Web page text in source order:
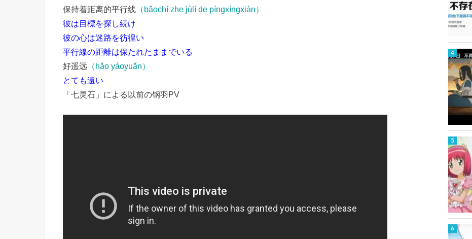
保持着距离的平行线 （bǎochí zhe jùlí de píngxíngxiàn）
彼は目標を探し続け
彼の心は迷路を彷徨い
平行線の距離は保たれたままでいる
好遥远 （hǎo yáoyuǎn）
とても遠い
「七灵石」による以前の钢羽PV